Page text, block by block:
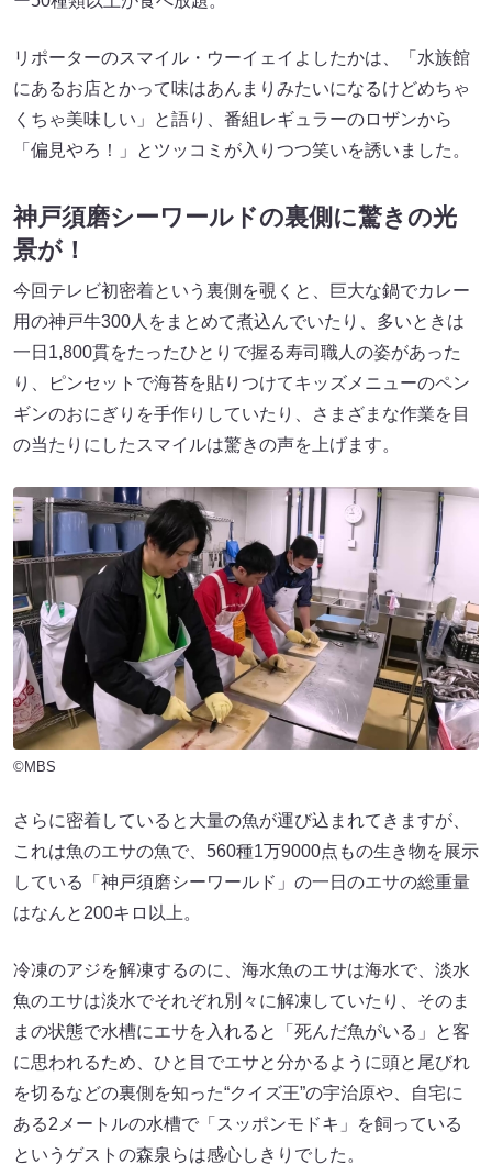
リポーターのスマイル・ウーイェイよしたかは、「水族館
にあるお店とかって味はあんまりみたいになるけどめちゃ
くちゃ美味しい」と語り、番組レギュラーのロザンから
「偏見やろ！」とツッコミが入りつつ笑いを誘いました。
神戸須磨シーワールドの裏側に驚きの光
景が！
今回テレビ初密着という裏側を覗くと、巨大な鍋でカレー
用の神戸牛300人をまとめて煮込んでいたり、多いときは
一日1,800貫をたったひとりで握る寿司職人の姿があった
り、ピンセットで海苔を貼りつけてキッズメニューのペン
ギンのおにぎりを手作りしていたり、さまざまな作業を目
の当たりにしたスマイルは驚きの声を上げます。
©MBS
さらに密着していると大量の魚が運び込まれてきますが、
これは魚のエサの魚で、560種1万9000点もの生き物を展示
している「神戸須磨シーワールド」の一日のエサの総重量
はなんと200キロ以上。
冷凍のアジを解凍するのに、海水魚のエサは海水で、淡水
魚のエサは淡水でそれぞれ別々に解凍していたり、そのま
まの状態で水槽にエサを入れると「死んだ魚がいる」と客
に思われるため、ひと目でエサと分かるように頭と尾びれ
を切るなどの裏側を知った“クイズ王”の宇治原や、自宅に
ある2メートルの水槽で「スッポンモドキ」を飼っている
というゲストの森泉らは感心しきりでした。